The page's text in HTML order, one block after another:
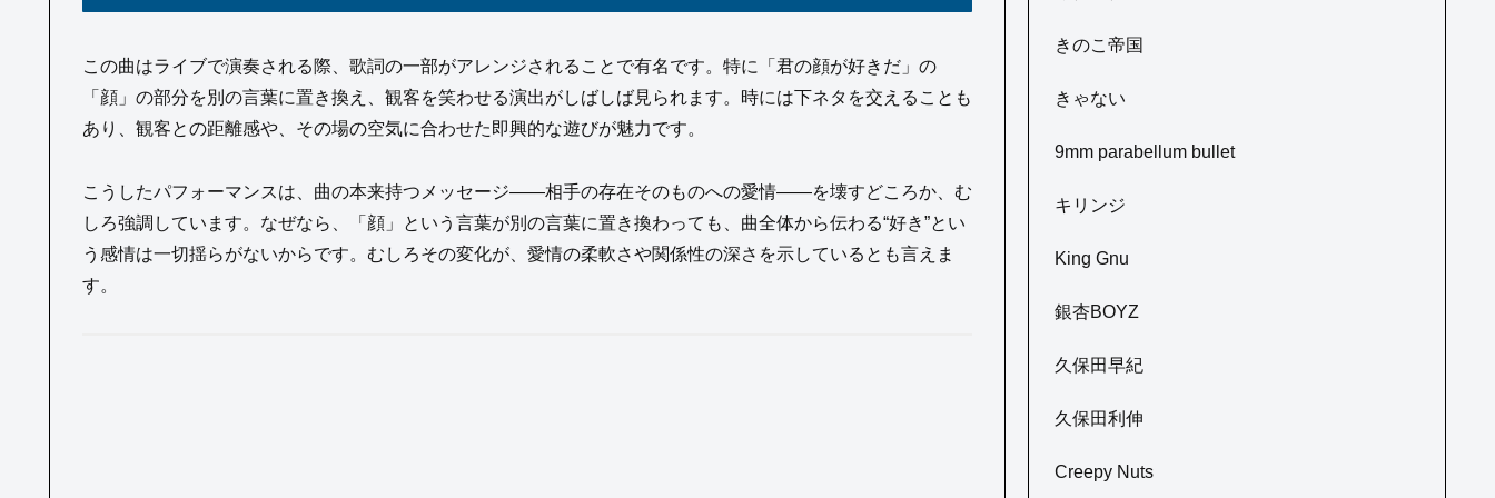
この曲はライブで演奏される際、歌詞の一部がアレンジされることで有名です。特に「君の顔が好きだ」の
「顔」の部分を別の言葉に置き換え、観客を笑わせる演出がしばしば見られます。時には下ネタを交えることも
あり、観客との距離感や、その場の空気に合わせた即興的な遊びが魅力です。
こうしたパフォーマンスは、曲の本来持つメッセージ——相手の存在そのものへの愛情——を壊すどころか、む
しろ強調しています。なぜなら、「顔」という言葉が別の言葉に置き換わっても、曲全体から伝わる“好き”とい
う感情は一切揺らがないからです。むしろその変化が、愛情の柔軟さや関係性の深さを示しているとも言えま
す。
きのこ帝国
きゃない
9mm parabellum bullet
キリンジ
King Gnu
銀杏BOYZ
久保田早紀
久保田利伸
Creepy Nuts